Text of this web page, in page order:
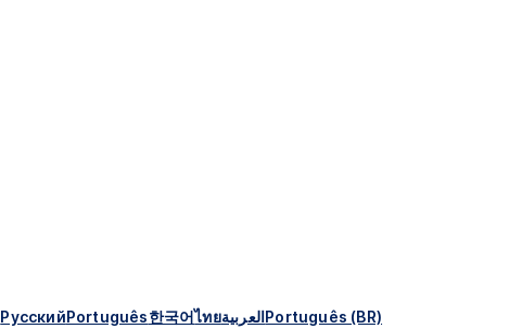
РусскийPortuguês한국어ไทยالعربيةPortuguês (BR)